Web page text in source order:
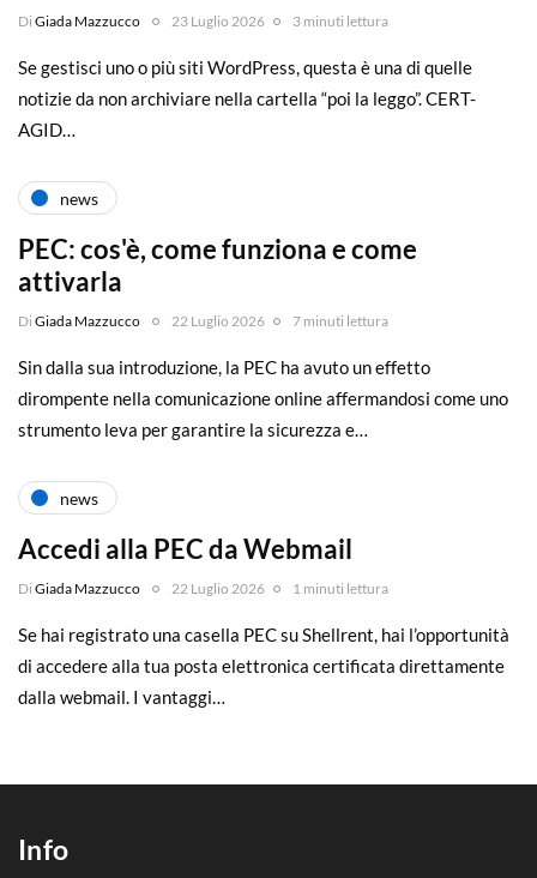
Di Giada Mazzucco 23 Luglio 2026 3 minuti lettura
Se gestisci uno o più siti WordPress, questa è una di quelle
notizie da non archiviare nella cartella “poi la leggo”. CERT-
AGID…
news
PEC: cos'è, come funziona e come
attivarla
Di Giada Mazzucco 22 Luglio 2026 7 minuti lettura
Sin dalla sua introduzione, la PEC ha avuto un effetto
dirompente nella comunicazione online affermandosi come uno
strumento leva per garantire la sicurezza e…
news
Accedi alla PEC da Webmail
Di Giada Mazzucco 22 Luglio 2026 1 minuti lettura
Se hai registrato una casella PEC su Shellrent, hai l’opportunità
di accedere alla tua posta elettronica certificata direttamente
dalla webmail. I vantaggi…
Info